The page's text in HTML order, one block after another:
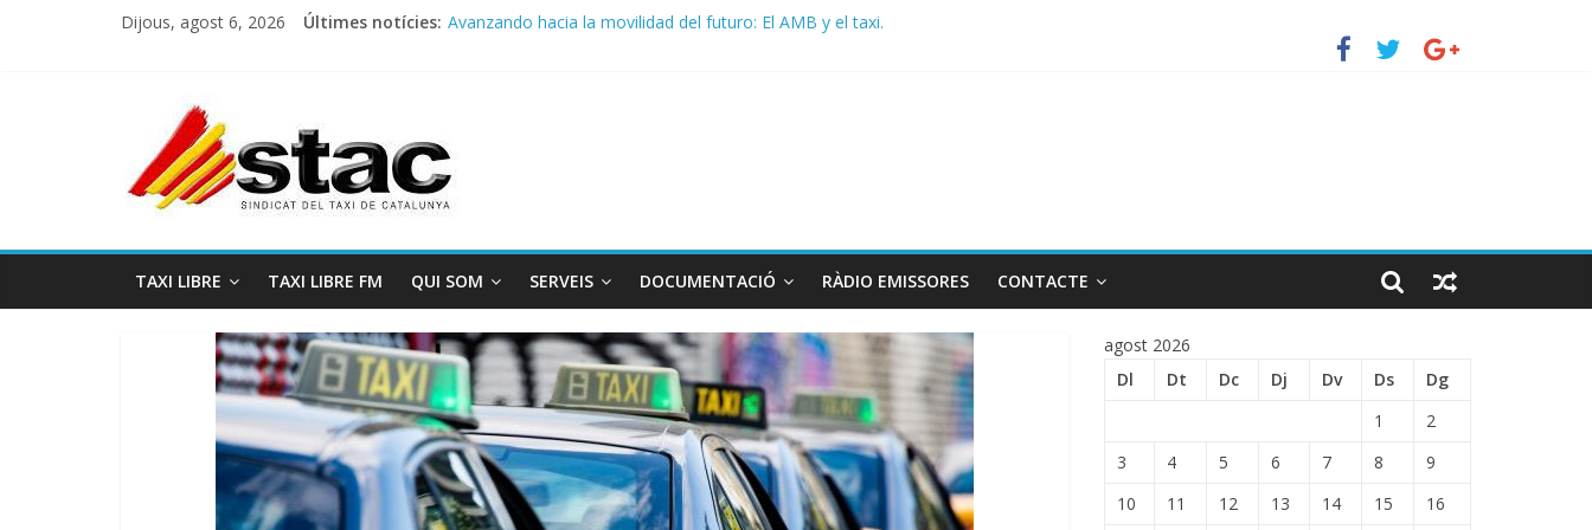
Dijous, agost 6, 2026 Últimes notícies: COMUNICADO CONJUNTO STAC – ATC
TAXI LIBRE TAXI LIBRE FM QUI SOM SERVEIS DOCUMENTACIÓ RÀDIO EMISSORES CONTACTE
agost 2026
Dl
Dt Dc Dj Dv Ds
Dg
1
2
3
4 5 6 7 8
9
10
11 12 13 14 15 16